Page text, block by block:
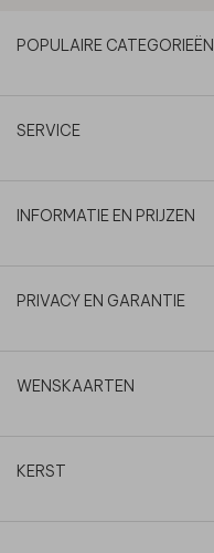
POPULAIRE CATEGORIEËN
SERVICE
INFORMATIE EN PRIJZEN
PRIVACY EN GARANTIE
WENSKAARTEN
KERST